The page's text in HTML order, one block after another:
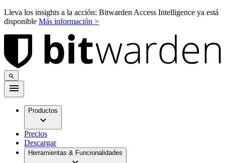
Lleva los insights a la acción: Bitwarden Access Intelligence ya está
disponible Más información >
Productos
Precios
Descargar
Herramientas & Funcionalidades